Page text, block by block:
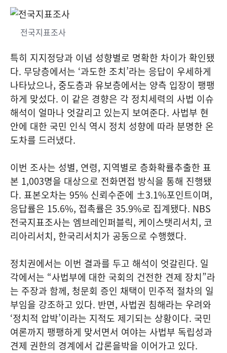
전국지표조사
특히 지지정당과 이념 성향별로 명확한 차이가 확인됐
다. 무당층에서는 ‘과도한 조치’라는 응답이 우세하게
나타났으나, 중도층과 유보층에서는 양측 입장이 팽팽
하게 맞섰다. 이 같은 경향은 각 정치세력의 사법 이슈
해석이 얼마나 엇갈리고 있는지 보여준다. 사법부 현
안에 대한 국민 인식 역시 정치 성향에 따라 분명한 온
도차를 드러냈다.
이번 조사는 성별, 연령, 지역별로 층화확률추출한 표
본 1,003명을 대상으로 전화면접 방식을 통해 진행됐
다. 표본오차는 95% 신뢰수준에 ±3.1%포인트이며,
응답률은 15.6%, 접촉률은 35.9%로 집계됐다. NBS
전국지표조사는 엠브레인퍼블릭, 케이스탯리서치, 코
리아리서치, 한국리서치가 공동으로 수행했다.
정치권에서는 이번 결과를 두고 해석이 엇갈린다. 일
각에서는 “사법부에 대한 국회의 건전한 견제 장치”라
는 주장과 함께, 청문회 증인 채택이 민주적 절차의 일
부임을 강조하고 있다. 반면, 사법권 침해라는 우려와
‘정치적 압박’이라는 지적도 제기되는 상황이다. 국민
여론까지 팽팽하게 맞서면서 여야는 사법부 독립성과
견제 권한의 경계에서 갑론을박을 이어가고 있다.